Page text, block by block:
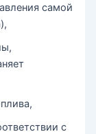
самой
с